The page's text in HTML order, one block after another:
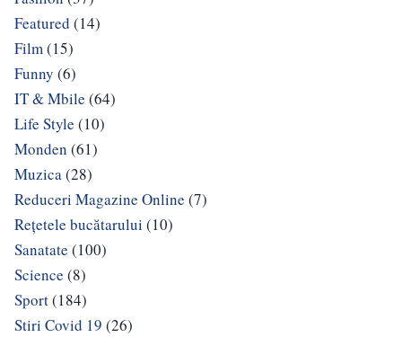
Featured (14)
Film(15)
Funny (6)
IT & Mbile (64)
Life Style (10)
Monden (61)
Muzica(28)
Reduceri Magazine Online (7)
Rețetele bucătarului (10)
Sanatate (100)
Science (8)
Sport(184)
Stiri Covid 19 (26)